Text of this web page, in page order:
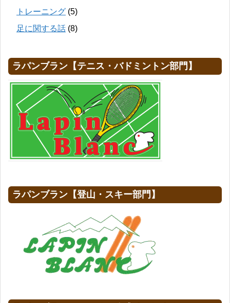
トレーニング (5)
足に関する話 (8)
ラパンブラン【テニス・バドミントン部門】
ラパンブラン【登山・スキー部門】